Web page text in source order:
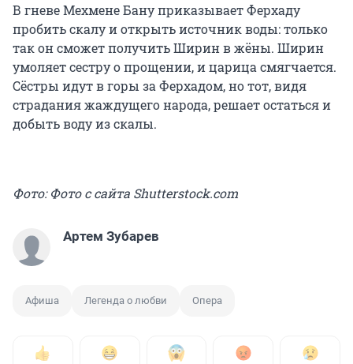
В гневе Мехмене Бану приказывает Ферхаду
пробить скалу и открыть источник воды: только
так он сможет получить Ширин в жёны. Ширин
умоляет сестру о прощении, и царица смягчается.
Сёстры идут в горы за Ферхадом, но тот, видя
страдания жаждущего народа, решает остаться и
добыть воду из скалы.
Фото: Фото с сайта Shutterstock.com
Артем Зубарев
Афиша Легенда о любви Опера